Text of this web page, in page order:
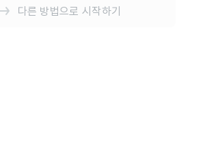
다른 방법으로 시작하기